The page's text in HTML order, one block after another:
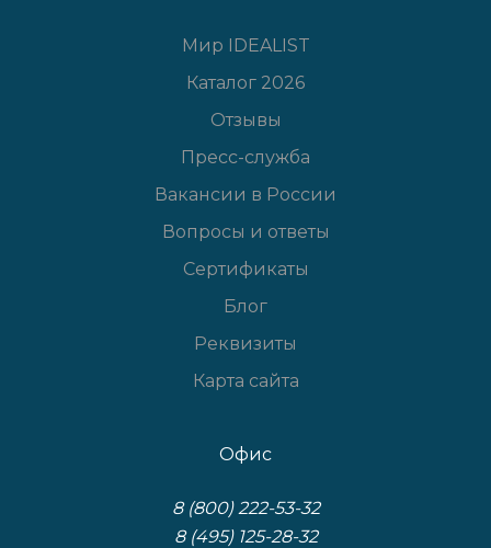
Мир IDEALIST
Каталог 2026
Отзывы
Пресс-служба
Вакансии в России
Вопросы и ответы
Сертификаты
Блог
Реквизиты
Карта сайта
Офис
8 (800) 222-53-32
8 (495) 125-28-32